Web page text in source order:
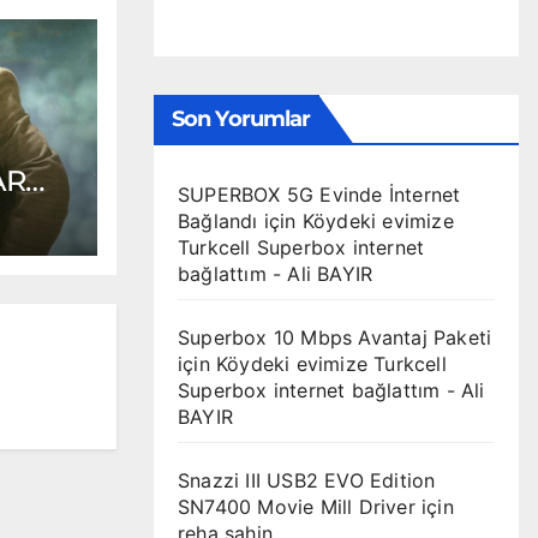
Son Yorumlar
SUPERBOX 5G Evinde İnternet
Bağlandı için Köydeki evimize
Turkcell Superbox internet
bağlattım - Ali BAYIR
Superbox 10 Mbps Avantaj Paketi
için Köydeki evimize Turkcell
Superbox internet bağlattım - Ali
BAYIR
Snazzi III USB2 EVO Edition
SN7400 Movie Mill Driveriçin
reha sahin